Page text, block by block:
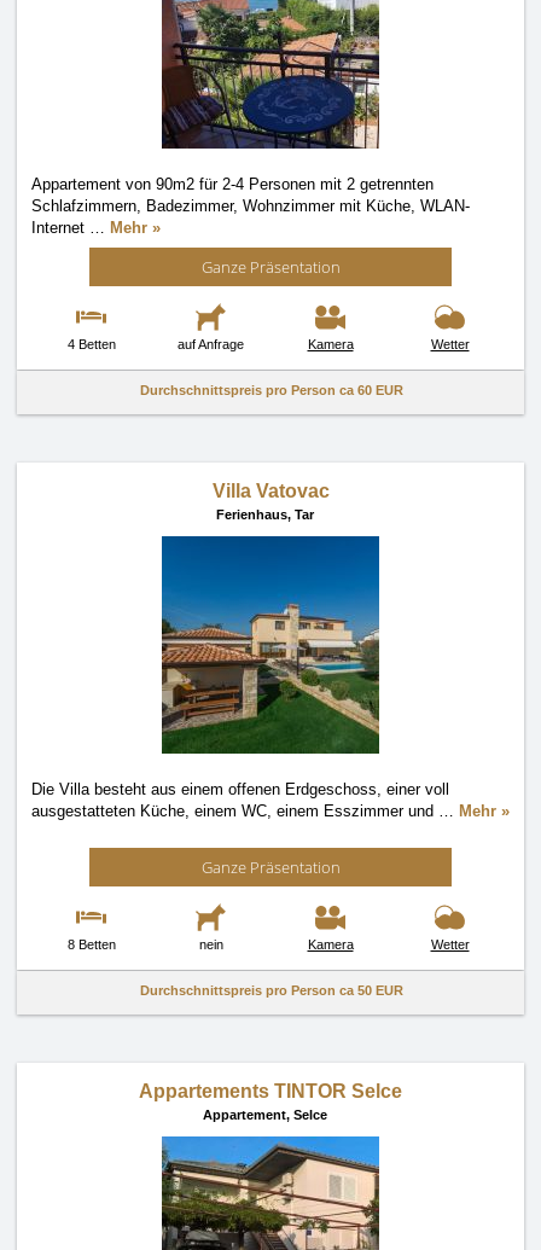
Appartement von 90m2 für 2-4 Personen mit 2 getrennten
Schlafzimmern, Badezimmer, Wohnzimmer mit Küche, WLAN-
Internet … Mehr »
Ganze Präsentation
4 Betten auf Anfrage Kamera Wetter
Durchschnittspreis pro Person ca 60 EUR
Villa Vatovac
Ferienhaus, Tar
Die Villa besteht aus einem offenen Erdgeschoss, einer voll
ausgestatteten Küche, einem WC, einem Esszimmer und … Mehr »
Ganze Präsentation
8 Betten nein Kamera Wetter
Durchschnittspreis pro Person ca 50 EUR
Appartements TINTOR Selce
Appartement, Selce